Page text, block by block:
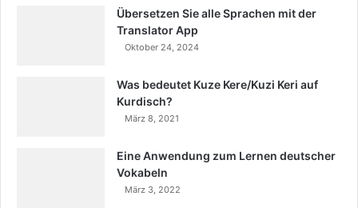
Übersetzen Sie alle Sprachen mit der
Translator App
Oktober 24, 2024
Was bedeutet Kuze Kere/Kuzi Keri auf
Kurdisch?
März 8, 2021
Eine Anwendung zum Lernen deutscher
Vokabeln
März 3, 2022